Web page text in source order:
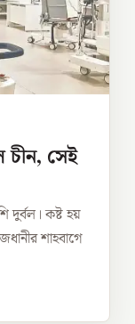
সেই
দুর্বল। কষ্ট হয়
শাহবাগে